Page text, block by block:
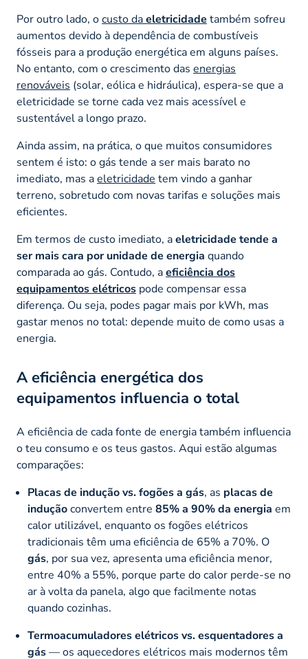
Por outro lado, ocusto daeletricidade também sofreu
aumentos devido à dependência de combustíveis
fósseis para a produção energética em alguns países.
No entanto, com o crescimento das energias
renováveis (solar, eólica e hidráulica), espera-se que a
eletricidade se torne cada vez mais acessível e
sustentável a longo prazo.
Ainda assim, na prática, o que muitos consumidores
sentem é isto: o gás tende a ser mais barato no
imediato, mas aeletricidade tem vindo a ganhar
terreno, sobretudo com novas tarifas e soluções mais
eficientes.
Em termos de custo imediato, aeletricidade tende a
ser mais cara por unidade de energia quando
comparada ao gás. Contudo, aeficiência dos
equipamentos elétricos pode compensar essa
diferença. Ou seja, podes pagar mais por kWh, mas
gastar menos no total: depende muito de como usas a
energia.
A eficiência energética dos
equipamentos influencia o total
A eficiência de cada fonte de energia também influencia
o teu consumo e os teus gastos. Aqui estão algumas
comparações:
Placas de indução vs. fogões a gás, as placas de
induçãoconvertem entre 85% a 90% da energia em
calor utilizável, enquanto os fogões elétricos
tradicionais têm uma eficiência de 65% a 70%. O
gás, por sua vez, apresenta uma eficiência menor,
entre 40% a 55%, porque parte do calor perde-se no
ar à volta da panela, algo que facilmente notas
quando cozinhas.
Termoacumuladores elétricos vs. esquentadores a
gás— os aquecedores elétricos mais modernos têm